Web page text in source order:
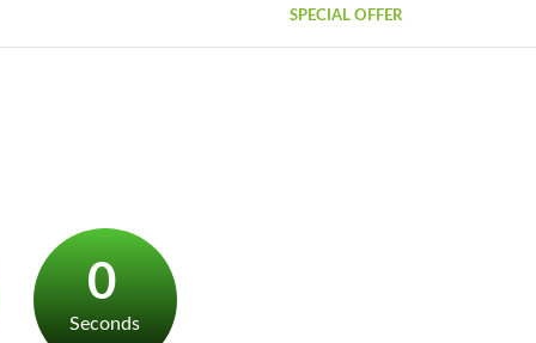
SPECIAL OFFER
0
Seconds